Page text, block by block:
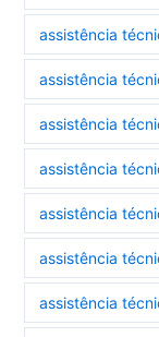
assistência
assistência
assistência
assistência
assistência
assistência
assistência